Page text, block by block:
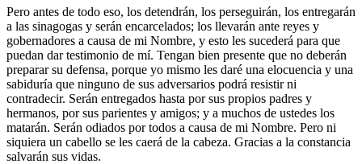
Pero antes de todo eso, los detendrán, los perseguirán, los entregarán
a las sinagogas y serán encarcelados; los llevarán ante reyes y
gobernadores a causa de mi Nombre, y esto les sucederá para que
puedan dar testimonio de mí. Tengan bien presente que no deberán
preparar su defensa, porque yo mismo les daré una elocuencia y una
sabiduría que ninguno de sus adversarios podrá resistir ni
contradecir. Serán entregados hasta por sus propios padres y
hermanos, por sus parientes y amigos; y a muchos de ustedes los
matarán. Serán odiados por todos a causa de mi Nombre. Pero ni
siquiera un cabello se les caerá de la cabeza. Gracias a la constancia
salvarán sus vidas.